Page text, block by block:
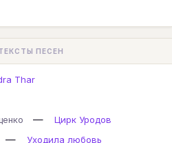
ПЕСЕН
Thar
—
Цирк Уродов
— Уходила любовь